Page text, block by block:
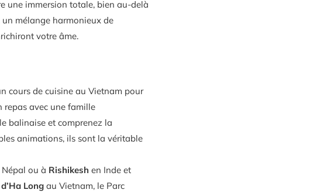
une immersion totale, bien au-delà
un mélange harmonieux de
votre âme.
cours de cuisine au Vietnam pour
repas avec une famille
balinaise et comprenez la
animations, ils sont la véritable
ou à Rishikesh en Inde et
Long au Vietnam, le Parc